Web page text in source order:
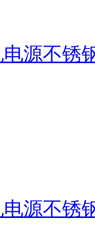
电源不锈
电源不锈